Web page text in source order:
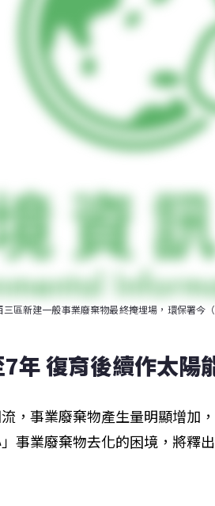
區新建一般事業廢棄物最終掩埋場，環保署今
年 復育後續作太陽
，事業廢棄物產生量明顯增加
事業廢棄物去化的困境，將釋